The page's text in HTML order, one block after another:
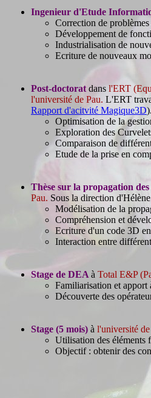
Ingenieur d'Etude
Correction de
Développement de
Industrialisation de
Ecriture de nouveaux
Post-doctorat dans l'ERT
l'université de Pau. L'ERT
Rapport d'acitvité Magique3D
Optimisation de la
Exploration des
Comparaison de
Etude de la prise en
Thèse sur la propagation
Pau. Sous la direction
Modélisation de la
Compréhension et
Ecriture d'un code 3D
Interaction entre
Stage de DEA à Total E&P
Familiarisation et apport
Découverte des
Stage (5 mois) à l'université
Utilisation des éléments
Objectif : obtenir des